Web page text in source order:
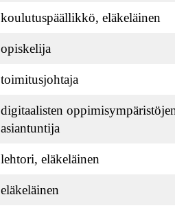
koulutuspäällikkö, eläkeläinen
opiskelija
toimitusjohtaja
digitaalisten
asiantuntija
lehtori, eläkeläinen
eläkeläinen